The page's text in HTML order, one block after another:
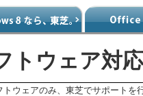
トウェア対
トウェアのみ、東芝でサポートを